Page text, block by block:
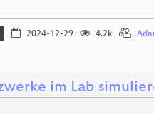
2024-12-29 4.2k
im Lab